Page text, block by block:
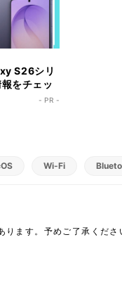
S26シリ
をチェッ
- PR -
Wi-Fi
ます。予めご了承くださ